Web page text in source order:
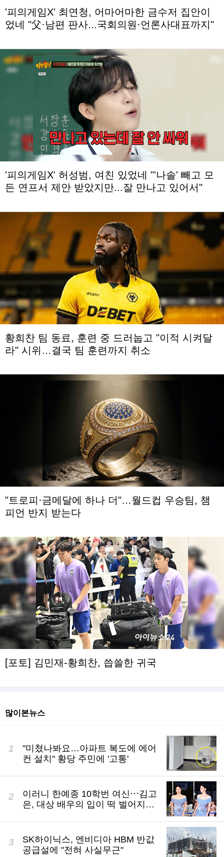
'피의게임X' 최연청, 어마어마한 금수저 집안이
었네 "父·남편 판사...국회의원·언론사대표까지"
'피의게임X' 허성범, 여친 있었네 "'나솔' 빼고 모
든 연프서 제안 받았지만...잘 만나고 있어서"
황희찬 팀 동료, 훈련 중 드러눕고 "이적 시켜달
라" 시위…결국 팀 훈련까지 취소
"트로피·금메달에 하나 더"…월드컵 우승팀, 챔
피언 반지 받는다
[포토] 김민재-황희찬, 씁쓸한 귀국
많이본뉴스
"미쳤나봐요…아파트 복도에 에어
컨 설치" 황당 주민에 '고통'
이러니 한예종 10학번 여신⋯김고
은, 대상 배우의 입이 떡 벌어지는
SK하이닉스, 엔비디아 HBM 반값
공급설에 "전혀 사실무근"